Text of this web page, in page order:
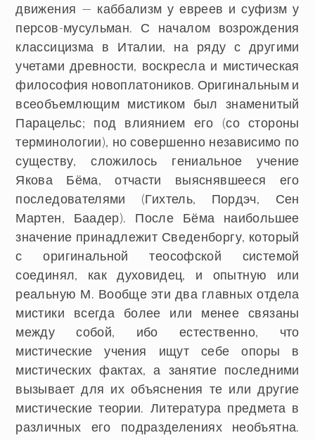
движения — каббализм у евреев и суфизм у
персов-мусульман. С началом возрождения
классицизма в Италии, на ряду с другими
учетами древности, воскресла и мистическая
философия новоплатоников. Оригинальным и
всеобъемлющим мистиком был знаменитый
Парацельс; под влиянием его (со стороны
терминологии), но совершенно независимо по
существу, сложилось гениальное учение
Якова Бёма, отчасти выяснявшееся его
последователями (Гихтель, Пордэч, Сен
Мартен, Баадер). После Бёма наибольшее
значение принадлежит Сведенборгу, который
с оригинальной теософской системой
соединял, как духовидец, и опытную или
реальную М. Вообще эти два главных отдела
мистики всегда более или менее связаны
между собой, ибо естественно, что
мистические учения ищут себе опоры в
мистических фактах, а занятие последними
вызывает для их объяснения те или другие
мистические теории. Литература предмета в
различных его подразделениях необъятна.